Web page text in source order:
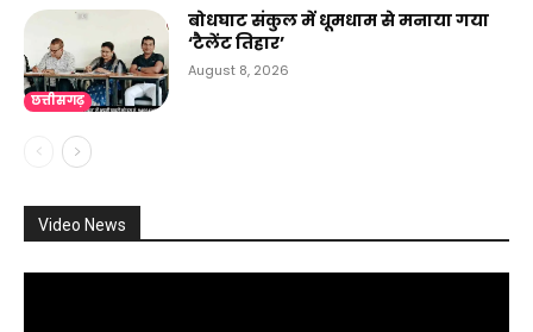
छत्तीसगढ़
बोधघाट संकुल में धूमधाम से मनाया गया
‘टैलेंट तिहार’
August 8, 2026
Video News